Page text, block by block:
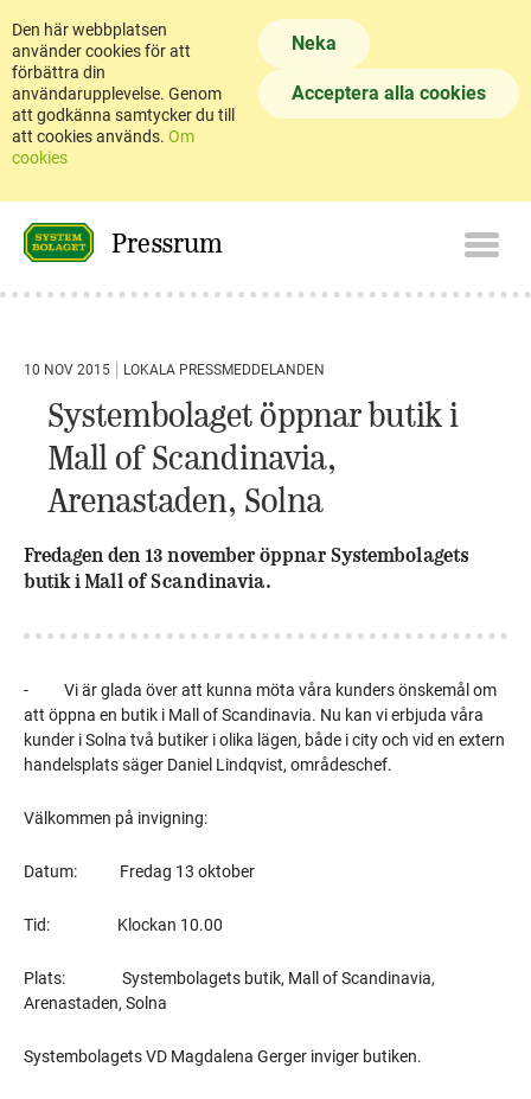
Den här webbplatsen
använder cookies för att
förbättra din
användarupplevelse. Genom
att godkänna samtycker du till
att cookies används. Om
cookies
Neka
Acceptera alla cookies
Pressrum
10 NOV 2015 LOKALA PRESSMEDDELANDEN
Systembolaget öppnar butik i
Mall of Scandinavia,
Arenastaden, Solna
Fredagen den 13 november öppnar Systembolagets
butik i Mall of Scandinavia.
-
Vi är glada över att kunna möta våra kunders önskemål om
att öppna en butik i Mall of Scandinavia. Nu kan vi erbjuda våra
kunder i Solna två butiker i olika lägen, både i city och vid en extern
handelsplats säger Daniel Lindqvist, områdeschef.
Välkommen på invigning:
Datum: Fredag 13 oktober
Tid: Klockan 10.00
Plats: Systembolagets butik, Mall of Scandinavia,
Arenastaden, Solna
Systembolagets VD Magdalena Gerger inviger butiken.